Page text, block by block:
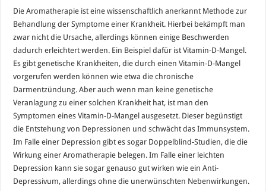
Die Aromatherapie ist eine wissenschaftlich anerkannt Methode zur
Behandlung der Symptome einer Krankheit. Hierbei bekämpft man
zwar nicht die Ursache, allerdings können einige Beschwerden
dadurch erleichtert werden. Ein Beispiel dafür ist Vitamin-D-Mangel.
Es gibt genetische Krankheiten, die durch einen Vitamin-D-Mangel
vorgerufen werden können wie etwa die chronische
Darmentzündung. Aber auch wenn man keine genetische
Veranlagung zu einer solchen Krankheit hat, ist man den
Symptomen eines Vitamin-D-Mangel ausgesetzt. Dieser begünstigt
die Entstehung von Depressionen und schwächt das Immunsystem.
Im Falle einer Depression gibt es sogar Doppelblind-Studien, die die
Wirkung einer Aromatherapie belegen. Im Falle einer leichten
Depression kann sie sogar genauso gut wirken wie ein Anti-
Depressivum, allerdings ohne die unerwünschten Nebenwirkungen.